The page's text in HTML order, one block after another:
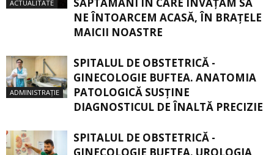
ACTUALITATE
SĂPTĂMÂNI ÎN CARE ÎNVĂŢĂM SĂ
NE ÎNTOARCEM ACASĂ, ÎN BRAŢELE
MAICII NOASTRE
ADMINISTRAȚIE
SPITALUL DE OBSTETRICĂ -
GINECOLOGIE BUFTEA. ANATOMIA
PATOLOGICĂ SUSŢINE
DIAGNOSTICUL DE ÎNALTĂ PRECIZIE
SPITALUL DE OBSTETRICĂ -